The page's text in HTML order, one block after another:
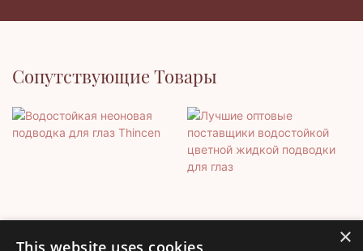
Сопутствующие Товары
×
This website uses cookies